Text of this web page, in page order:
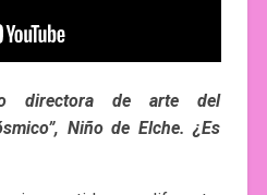
directora de arte del
Niño de Elche. ¿Es